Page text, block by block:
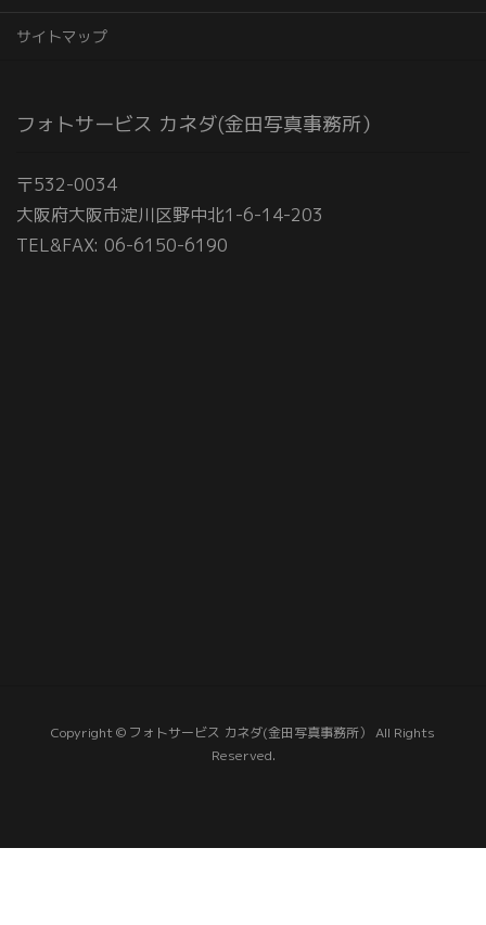
サイトマップ
フォトサービス カネダ(金田写真事務所）
〒532-0034
大阪府大阪市淀川区野中北1-6-14-203
TEL&FAX: 06-6150-6190
Copyright © フォトサービス カネダ(金田写真事務所） All Rights
Reserved.